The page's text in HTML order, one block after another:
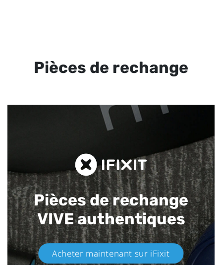
Pièces de rechange
Pièces de rechange
VIVE authentiques​
Acheter maintenant sur iFixit​